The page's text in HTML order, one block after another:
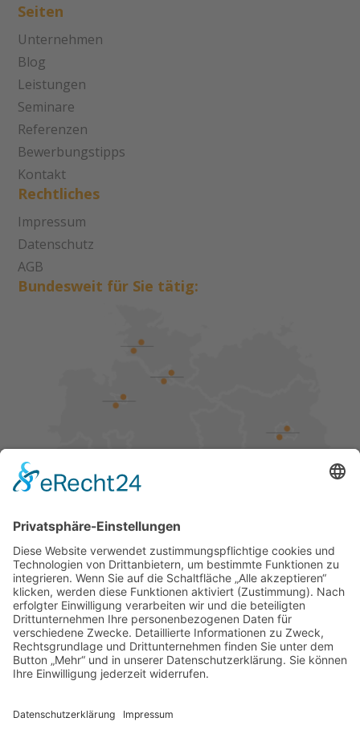
Seiten
Unternehmen
Blog
Leistungen
Seminare
Referenzen
Bewerbungstipps
Kontakt
Rechtliches
Impressum
Datenschutz
AGB
Bundesweit für Sie tätig: